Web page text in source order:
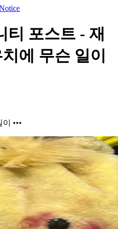
티 포스트 - 재
에 무슨 일이
•••